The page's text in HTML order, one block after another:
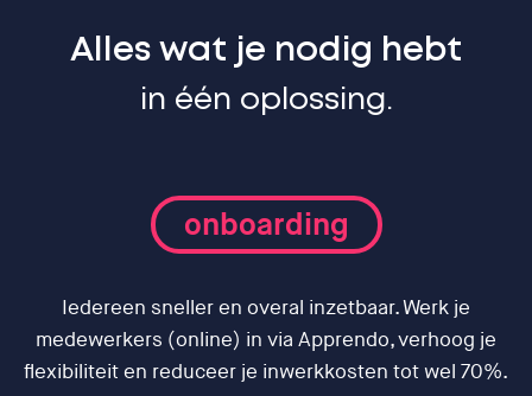
Alles wat je nodig hebt
in één oplossing.
onboarding
Iedereen sneller en overal inzetbaar. Werk je
medewerkers (online) in via Apprendo, verhoog je
flexibiliteit en reduceer je inwerkkosten tot wel 70%.